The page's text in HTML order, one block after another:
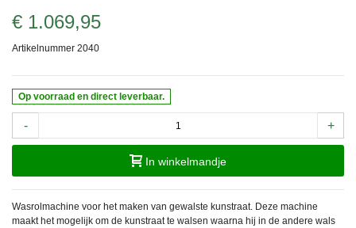
€ 1.069,95
Artikelnummer 2040
Op voorraad en direct leverbaar.
- +
In winkelmandje
Wasrolmachine voor het maken van gewalste kunstraat. Deze machine
maakt het mogelijk om de kunstraat te walsen waarna hij in de andere wals